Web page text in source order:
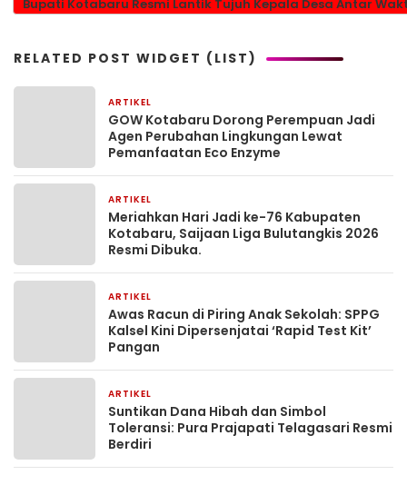
Bupati Kotabaru Resmi Lantik Tujuh Kepala Desa Antar
RELATED POST WIDGET (LIST)
ARTIKEL
GOW Kotabaru Dorong Perempuan Jadi
Agen Perubahan Lingkungan Lewat
Pemanfaatan Eco Enzyme
ARTIKEL
Meriahkan Hari Jadi ke-76 Kabupaten
Kotabaru, Saijaan Liga Bulutangkis 2026
Resmi Dibuka.
ARTIKEL
Awas Racun di Piring Anak Sekolah: SPPG
Kalsel Kini Dipersenjatai ‘Rapid Test Kit’
Pangan
ARTIKEL
Suntikan Dana Hibah dan Simbol
Toleransi: Pura Prajapati Telagasari Resmi
Berdiri